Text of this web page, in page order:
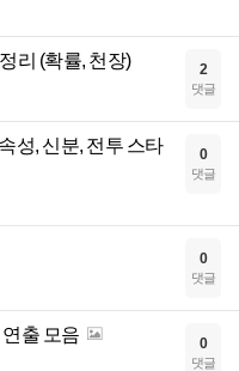
리 (확률, 천장) 2
댓글
성, 신분, 전투 스타
0
댓글
0
댓글
출 모음 0
댓글